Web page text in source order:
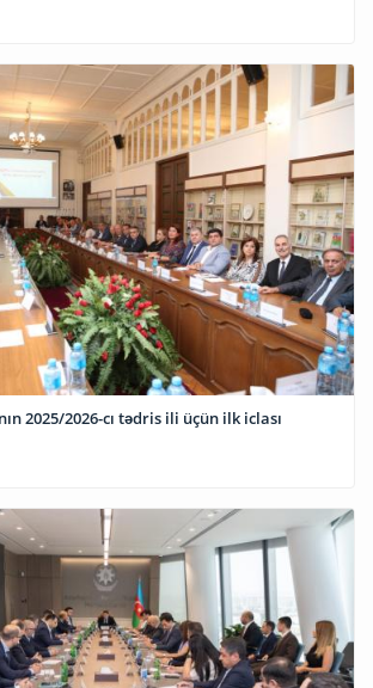
2025/2026-cı tədris ili üçün ilk iclası